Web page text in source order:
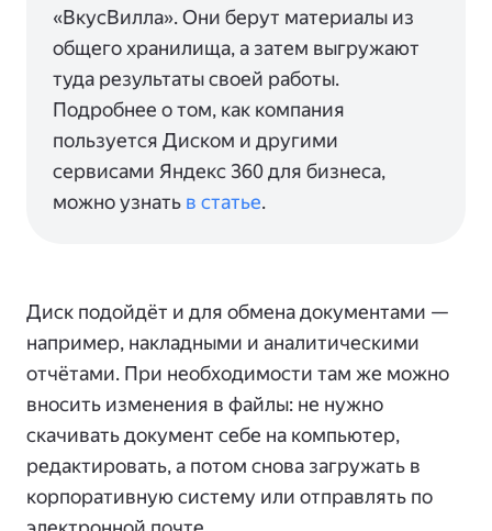
«ВкусВилла». Они берут материалы из
общего хранилища, а затем выгружают
туда результаты своей работы.
Подробнее о том, как компания
пользуется Диском и другими
сервисами Яндекс 360 для бизнеса,
можно узнать в статье.
Диск подойдёт и для обмена документами —
например, накладными и аналитическими
отчётами. При необходимости там же можно
вносить изменения в файлы: не нужно
скачивать документ себе на компьютер,
редактировать, а потом снова загружать в
корпоративную систему или отправлять по